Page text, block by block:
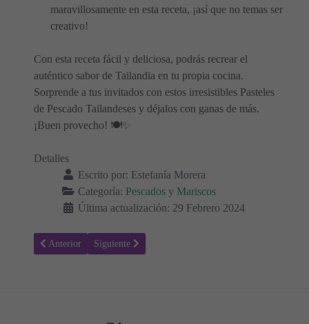
maravillosamente en esta receta, ¡así que no temas ser
creativo!
Con esta receta fácil y deliciosa, podrás recrear el
auténtico sabor de Tailandia en tu propia cocina.
Sorprende a tus invitados con estos irresistibles Pasteles
de Pescado Tailandeses y déjalos con ganas de más.
¡Buen provecho! 🍽️✨
Detalles
Escrito por: Estefanía Morera
Categoría: Pescados y Mariscos
Última actualización: 29 Febrero 2024
Artículo anterior: Receta para hacer Pastel de tomate y caballa
Anterior Artículo siguiente: Receta para hacer Salmón asado
Siguiente